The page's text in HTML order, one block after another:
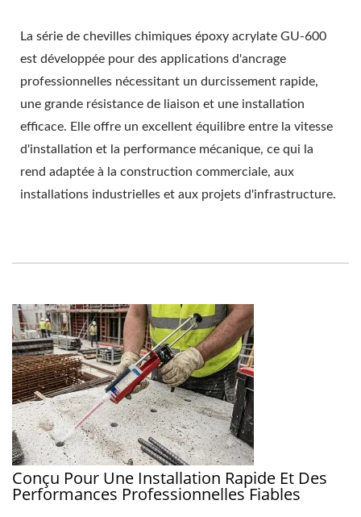
La série de chevilles chimiques époxy acrylate GU-600
est développée pour des applications d'ancrage
professionnelles nécessitant un durcissement rapide,
une grande résistance de liaison et une installation
efficace. Elle offre un excellent équilibre entre la vitesse
d'installation et la performance mécanique, ce qui la
rend adaptée à la construction commerciale, aux
installations industrielles et aux projets d'infrastructure.
Conçu Pour Une Installation Rapide Et Des
Performances Professionnelles Fiables